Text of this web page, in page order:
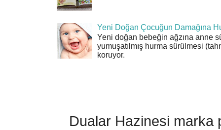
Yeni Doğan Çocuğun Damağına
Yeni doğan bebeğin ağzına anne
yumuşatılmış hurma sürülmesi
koruyor.
Dualar Hazinesi marka